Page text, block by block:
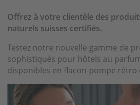
Offrez à votre clientèle des
naturels suisses certifiés.
Testez notre nouvelle gamme de
sophistiqués pour hôtels au
disponibles en flacon-pompe rétro